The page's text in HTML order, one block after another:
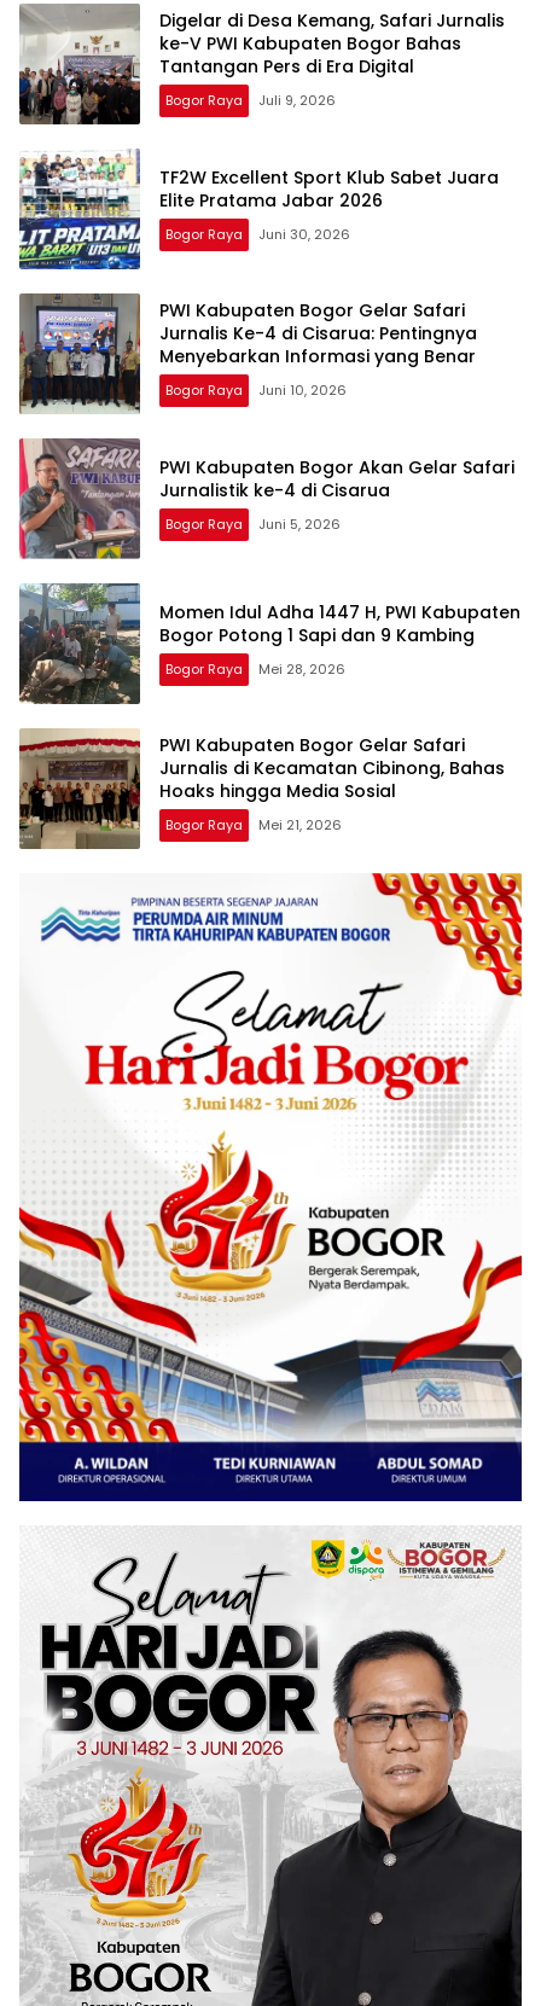
Digelar di Desa Kemang, Safari Jurnalis
ke-V PWI Kabupaten Bogor Bahas
Tantangan Pers di Era Digital
Bogor Raya Juli 9, 2026
TF2W Excellent Sport Klub Sabet Juara
Elite Pratama Jabar 2026
Bogor Raya Juni 30, 2026
PWI Kabupaten Bogor Gelar Safari
Jurnalis Ke-4 di Cisarua: Pentingnya
Menyebarkan Informasi yang Benar
Bogor Raya Juni 10, 2026
PWI Kabupaten Bogor Akan Gelar Safari
Jurnalistik ke-4 di Cisarua
Bogor Raya Juni 5, 2026
Momen Idul Adha 1447 H, PWI Kabupaten
Bogor Potong 1 Sapi dan 9 Kambing
Bogor Raya Mei 28, 2026
PWI Kabupaten Bogor Gelar Safari
Jurnalis di Kecamatan Cibinong, Bahas
Hoaks hingga Media Sosial
Bogor Raya Mei 21, 2026